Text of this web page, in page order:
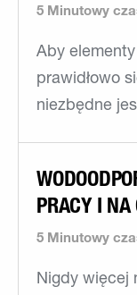
5 Minutowy
Aby
prawidłowo
niezbędne
5 Minutowy
PRACY I NA
Nigdy więcej